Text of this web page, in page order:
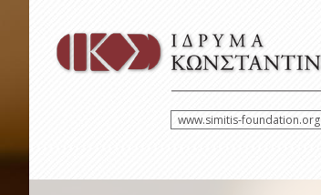
www.simitis-foundation.org